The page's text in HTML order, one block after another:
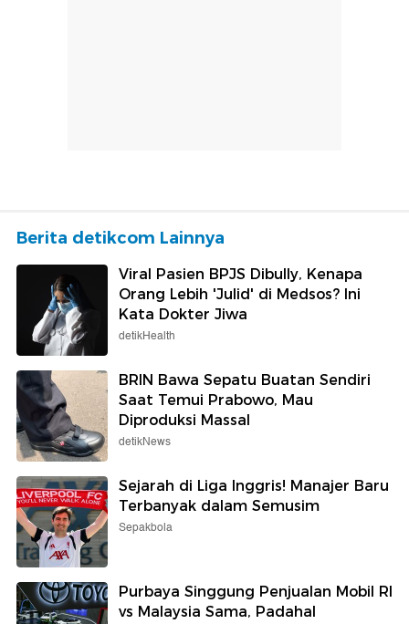
Berita detikcom Lainnya
Viral Pasien BPJS Dibully, Kenapa
Orang Lebih 'Julid' di Medsos? Ini
Kata Dokter Jiwa
detikHealth
BRIN Bawa Sepatu Buatan Sendiri
Saat Temui Prabowo, Mau
Diproduksi Massal
detikNews
Sejarah di Liga Inggris! Manajer Baru
Terbanyak dalam Semusim
Sepakbola
Purbaya Singgung Penjualan Mobil RI
vs Malaysia Sama, Padahal